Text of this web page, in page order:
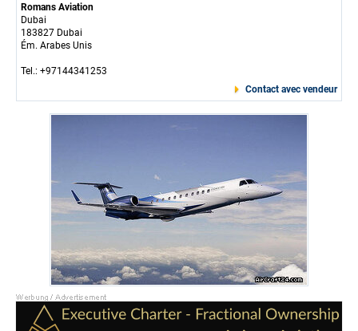
Romans Aviation
Dubai
183827 Dubai
Ém. Arabes Unis
Tel.: +97144341253
Contact avec vendeur